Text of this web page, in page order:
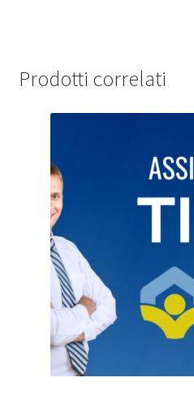
Prodotti correlati